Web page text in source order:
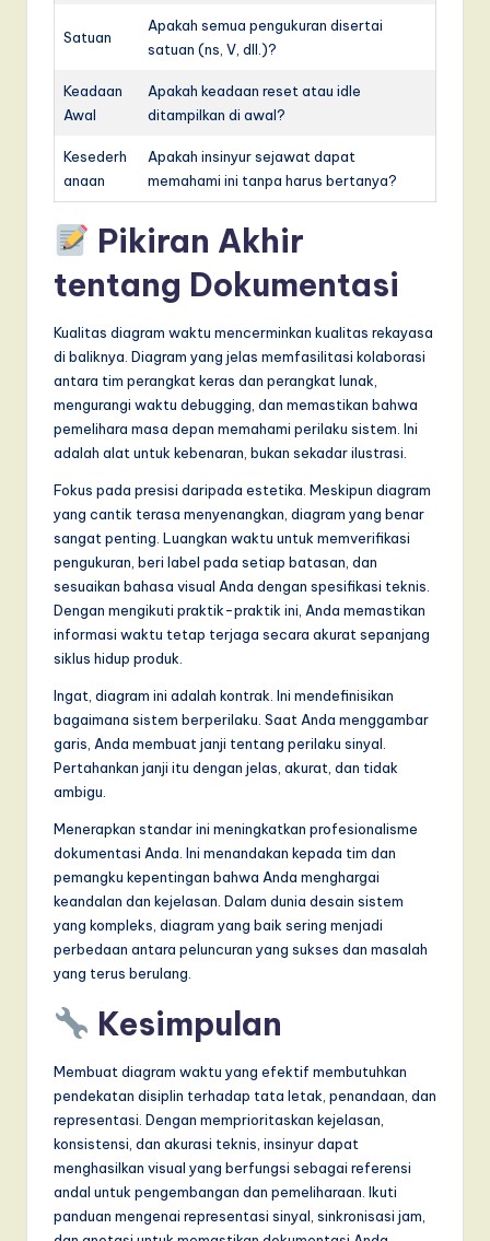
Satuan
Apakah semua pengukuran disertai
satuan (ns, V, dll.)?
Keadaan
Awal
Apakah keadaan reset atau idle
ditampilkan di awal?
Kesederh
anaan
Apakah insinyur sejawat dapat
memahami ini tanpa harus bertanya?
Pikiran Akhir
tentang Dokumentasi
Kualitas diagram waktu mencerminkan kualitas rekayasa
di baliknya. Diagram yang jelas memfasilitasi kolaborasi
antara tim perangkat keras dan perangkat lunak,
mengurangi waktu debugging, dan memastikan bahwa
pemelihara masa depan memahami perilaku sistem. Ini
adalah alat untuk kebenaran, bukan sekadar ilustrasi.
Fokus pada presisi daripada estetika. Meskipun diagram
yang cantik terasa menyenangkan, diagram yang benar
sangat penting. Luangkan waktu untuk memverifikasi
pengukuran, beri label pada setiap batasan, dan
sesuaikan bahasa visual Anda dengan spesifikasi teknis.
Dengan mengikuti praktik-praktik ini, Anda memastikan
informasi waktu tetap terjaga secara akurat sepanjang
siklus hidup produk.
Ingat, diagram ini adalah kontrak. Ini mendefinisikan
bagaimana sistem berperilaku. Saat Anda menggambar
garis, Anda membuat janji tentang perilaku sinyal.
Pertahankan janji itu dengan jelas, akurat, dan tidak
ambigu.
Menerapkan standar ini meningkatkan profesionalisme
dokumentasi Anda. Ini menandakan kepada tim dan
pemangku kepentingan bahwa Anda menghargai
keandalan dan kejelasan. Dalam dunia desain sistem
yang kompleks, diagram yang baik sering menjadi
perbedaan antara peluncuran yang sukses dan masalah
yang terus berulang.
Kesimpulan
Membuat diagram waktu yang efektif membutuhkan
pendekatan disiplin terhadap tata letak, penandaan, dan
representasi. Dengan memprioritaskan kejelasan,
konsistensi, dan akurasi teknis, insinyur dapat
menghasilkan visual yang berfungsi sebagai referensi
andal untuk pengembangan dan pemeliharaan. Ikuti
panduan mengenai representasi sinyal, sinkronisasi jam,